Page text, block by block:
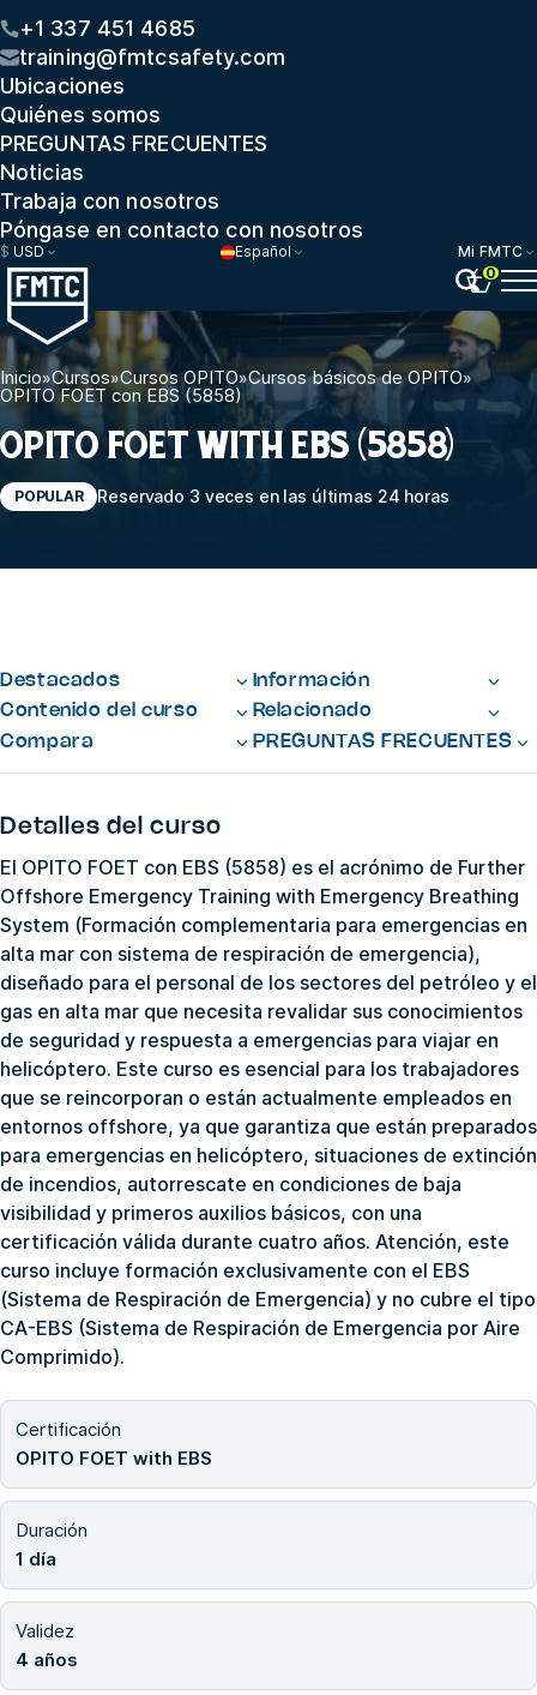
+1 337 451 4685
training@fmtcsafety.com
Ubicaciones
Quiénes somos
PREGUNTAS FRECUENTES
Noticias
Trabaja con nosotros
Póngase en contacto con nosotros
$ USD Español
Mi FMTC
0
Inicio»Cursos»Cursos OPITO»Cursos básicos de OPITO»
OPITO FOET con EBS (5858)
OPITO FOET WITH EBS (5858)
POPULAR Reservado 3 veces en las últimas 24 horas
Destacados
Información
Contenido del curso
Relacionado
Compara
PREGUNTAS FRECUENTES
Detalles del curso
El OPITO FOET con EBS (5858) es el acrónimo de Further
Offshore Emergency Training with Emergency Breathing
System (Formación complementaria para emergencias en
alta mar con sistema de respiración de emergencia),
diseñado para el personal de los sectores del petróleo y el
gas en alta mar que necesita revalidar sus conocimientos
de seguridad y respuesta a emergencias para viajar en
helicóptero. Este curso es esencial para los trabajadores
que se reincorporan o están actualmente empleados en
entornos offshore, ya que garantiza que están preparados
para emergencias en helicóptero, situaciones de extinción
de incendios, autorrescate en condiciones de baja
visibilidad y primeros auxilios básicos, con una
certificación válida durante cuatro años. Atención, este
curso incluye formación exclusivamente con el EBS
(Sistema de Respiración de Emergencia) y no cubre el tipo
CA-EBS (Sistema de Respiración de Emergencia por Aire
Comprimido).
Certificación
OPITO FOET with EBS
Duración
1 día
Validez
4 años